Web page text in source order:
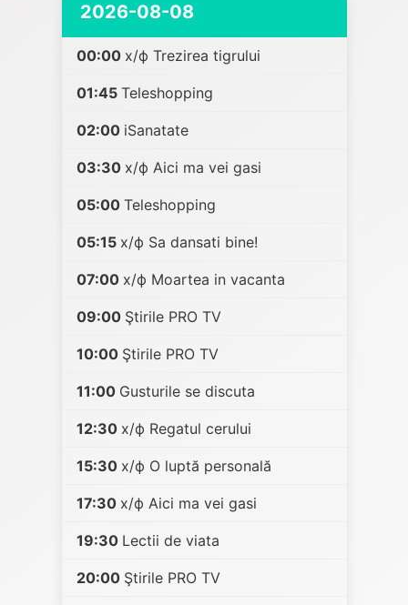
2026-08-08
00:00 х/ф Trezirea tigrului
01:45 Teleshopping
02:00 iSanatate
03:30 х/ф Aici ma vei gasi
05:00 Teleshopping
05:15 х/ф Sa dansati bine!
07:00 х/ф Moartea in vacanta
09:00 Ştirile PRO TV
10:00 Ştirile PRO TV
11:00 Gusturile se discuta
12:30 х/ф Regatul cerului
15:30 х/ф O luptă personală
17:30 х/ф Aici ma vei gasi
19:30 Lectii de viata
20:00 Ştirile PRO TV